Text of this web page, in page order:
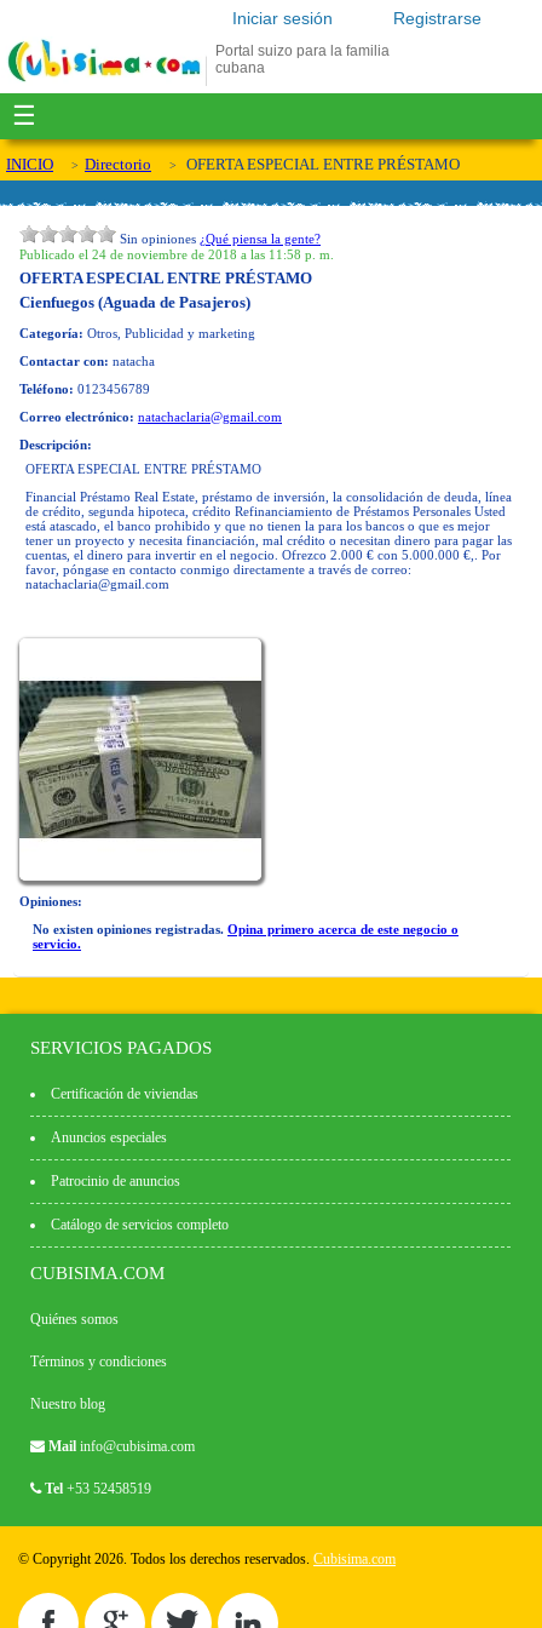
Registrarse
Iniciar sesión
Portal suizo para la familia
cubana
☰
INICIO Directorio OFERTA ESPECIAL ENTRE PRÉSTAMO
Sin opiniones ¿Qué piensa la gente?
Publicado el 24 de noviembre de 2018 a las 11:58 p. m.
OFERTA ESPECIAL ENTRE PRÉSTAMO
Cienfuegos (Aguada de Pasajeros)
Categoría: Otros, Publicidad y marketing
Contactar con: natacha
Teléfono: 0123456789
Correo electrónico: natachaclaria@gmail.com
Descripción:
OFERTA ESPECIAL ENTRE PRÉSTAMO
Financial Préstamo Real Estate, préstamo de inversión, la consolidación de deuda, línea
de crédito, segunda hipoteca, crédito Refinanciamiento de Préstamos Personales Usted
está atascado, el banco prohibido y que no tienen la para los bancos o que es mejor
tener un proyecto y necesita financiación, mal crédito o necesitan dinero para pagar las
cuentas, el dinero para invertir en el negocio. Ofrezco 2.000 € con 5.000.000 €,. Por
favor, póngase en contacto conmigo directamente a través de correo:
natachaclaria@gmail.com
Opiniones:
No existen opiniones registradas. Opina primero acerca de este negocio o
servicio.
SERVICIOS PAGADOS
Certificación de viviendas
Anuncios especiales
Patrocinio de anuncios
Catálogo de servicios completo
CUBISIMA.COM
Quiénes somos
Términos y condiciones
Nuestro blog
Mail info@cubisima.com
Tel +53 52458519
© Copyright 2026. Todos los derechos reservados. Cubisima.com